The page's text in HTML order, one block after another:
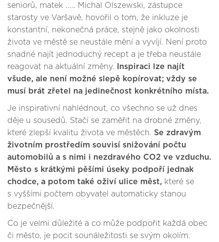
seniorů, matek ..... Michal Olszewski, zástupce
starosty ve Varšavě, hovořil o tom, že inkluze je
konstantní, nekonečná práce, stejně jako okolnosti
života ve městě se neustále mění a vyvíjí. Není proto
snadné najít jednoduchý recept a je třeba neustále
reagovat na aktuální změny.
Inspiraci lze najít
všude, ale není možné slepě kopírovat; vždy se
musí brát zřetel na jedinečnost konkrétního místa.
Je inspirativní nahlédnout, co všechno se už dnes
děje u sousedů. Stačí se zaměřit na drobné změny,
které zlepší kvalitu života ve městěch. Se zdravým
životním prostředím souvisí snižování počtu
automobilů a s nimi i nezdravého CO2 ve vzduchu.
Město s krátkými pěšími úseky podpoří jednak
chodce, a potom také oživí ulice měst, které se
s vyššími počtem obyvatel automaticky stanou
bezpečnější.
Co je velmi důležité a co může podpořit každá obec
či město, je pocit sounáležitosti se svým okolím.